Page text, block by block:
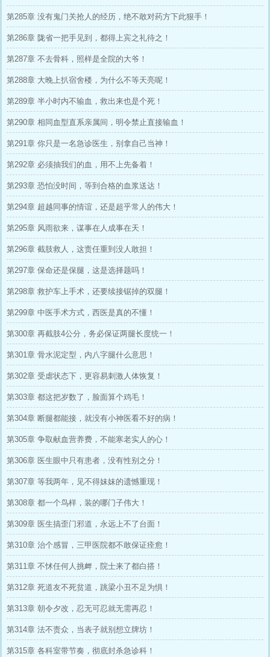
第285章 没有鬼门关抢人的经历，绝不敢对药方下此狠手！
第286章 陇省一把手见到，都得上宾之礼待之！
第287章 不去骨科，照样是全院的大爷！
第288章 大晚上扒宿舍楼，为什么不等天亮呢！
第289章 半小时内不输血，救出来也是个死！
第290章 相同血型直系亲属间，明令禁止直接输血！
第291章 你只是一名急诊医生，别拿自己当神！
第292章 必须抽我们的血，用不上先备着！
第293章 恐怕没时间，等到合格的血浆送达！
第294章 超越同事的情谊，还是超乎常人的伟大！
第295章 风雨欲来，谋事在人成事在天！
第296章 截肢救人，这责任重到没人敢担！
第297章 保命还是保腿，这是选择题吗！
第298章 救护车上手术，还要续接锯掉的双腿！
第299章 中医手术方式，西医是真的不懂！
第300章 再截肢4公分，务必保证两腿长度统一！
第301章 骨水泥定型，内八字腿什么意思！
第302章 受虐状态下，更容易刺激人体恢复！
第303章 都这把岁数了，脸面算个鸡毛！
第304章 断腿都能接，就没有小神医看不好的病！
第305章 争取献血营养费，不能寒老实人的心！
第306章 医生眼中只有患者，没有性别之分！
第307章 等我两年，见不得妹妹的遗憾重现！
第308章 都一个鸟样，装的哪门子伟大！
第309章 医生搞歪门邪道，永远上不了台面！
第310章 治个感冒，三甲医院都不敢保证痊愈！
第311章 不怵任何人挑衅，院士来了都白搭！
第312章 死道友不死贫道，跳梁小丑不足为惧！
第313章 朝令夕改，忍无可忍就无需再忍！
第314章 法不责众，当表子就别想立牌坊！
第315章 各科室带节奏，彻底封杀急诊科！